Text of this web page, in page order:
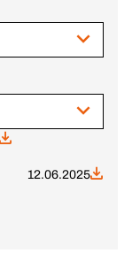
12.06.2025